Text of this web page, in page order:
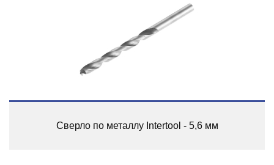
Сверло по металлу Intertool - 5,6 мм